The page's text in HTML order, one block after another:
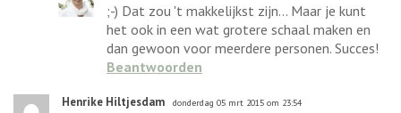
;-) Dat zou 't makkelijkst zijn... Maar je kunt
het ook in een wat grotere schaal maken en
dan gewoon voor meerdere personen. Succes!
Beantwoorden
Henrike Hiltjesdam donderdag 05 mrt 2015 om 23:54